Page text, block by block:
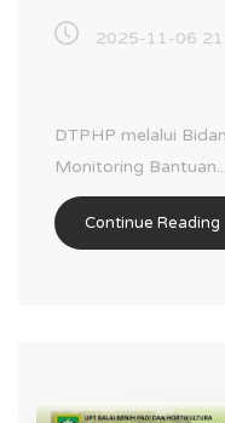
2025-11-06
DTPHP melalui
Monitoring Bantuan...
Continue Reading